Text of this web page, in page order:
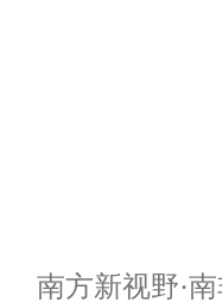
南方新视野·